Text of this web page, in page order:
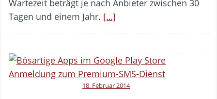
Wartezeit beträgt je nach Anbieter zwischen 30
Tagen und einem Jahr. […]
18. Februar 2014